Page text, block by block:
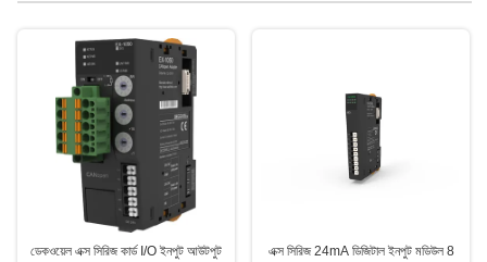
ডেকওয়েল এক্স সিরিজ কার্ড I/O ইনপুট আউটপুট
এক্স সিরিজ 24mA ডিজিটাল ইনপুট মডিউল 8